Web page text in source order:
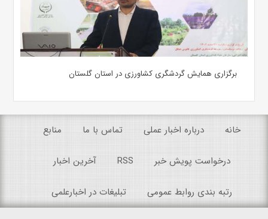
برگزاری همایش گردشگری کشاورزی در استان گلستان
خانه درباره اخبار عملی تماس با ما منابع
درخواست پویش خبر RSS آخرین اخبار
رتبه بندی روابط عمومی تبلیغات در اخبارعلمی